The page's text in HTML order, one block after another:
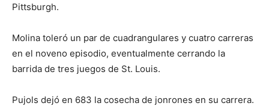
Pittsburgh.
Molina toleró un par de cuadrangulares y cuatro carreras
en el noveno episodio, eventualmente cerrando la
barrida de tres juegos de St. Louis.
Pujols dejó en 683 la cosecha de jonrones en su carrera.